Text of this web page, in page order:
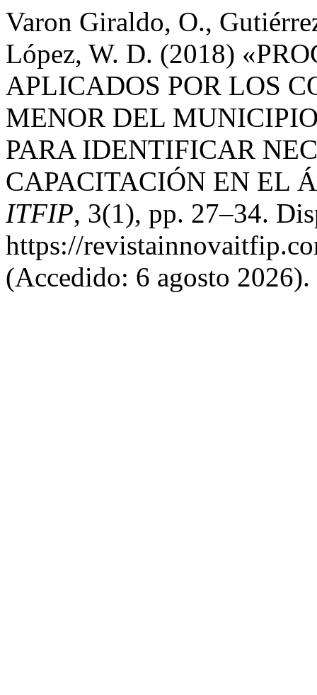
Varon Giraldo, O.,
López, W. D. (2018)
APLICADOS POR LOS
MENOR DEL
PARA IDENTIFICAR
CAPACITACIÓN EN EL
ITFIP, 3(1), pp. 27–34.
https://
(Accedido: 6 agosto 2026).